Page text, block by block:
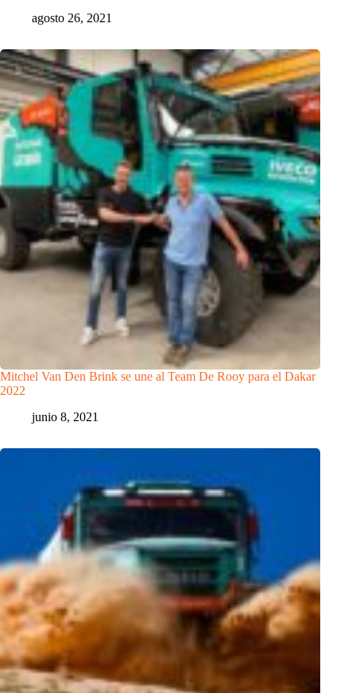
agosto 26, 2021
Mitchel Van Den Brink se une al Team De Rooy para el Dakar
2022
junio 8, 2021